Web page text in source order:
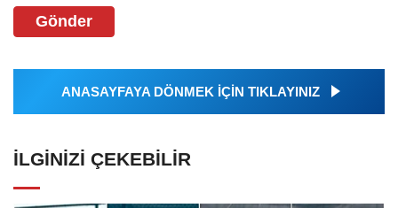
Gönder
ANASAYFAYA DÖNMEK İÇİN TIKLAYINIZ
İLGINIZI ÇEKEBILIR